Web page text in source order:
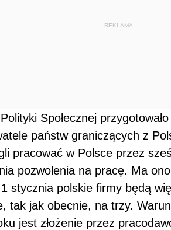
REKLAMA
Społecznej przygotowało
państw graniczących z
pracować w Polsce przez
pozwolenia na pracę. Ma
stycznia polskie firmy będą
tak jak obecnie, na trzy.
jest złożenie przez